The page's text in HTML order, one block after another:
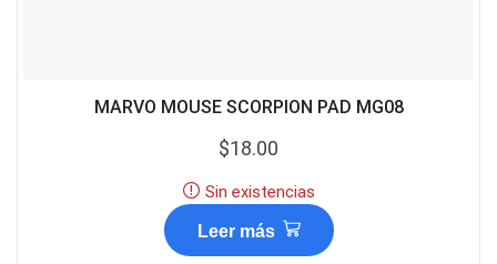
MARVO MOUSE SCORPION PAD MG08
$18.00
Sin existencias
Leer más